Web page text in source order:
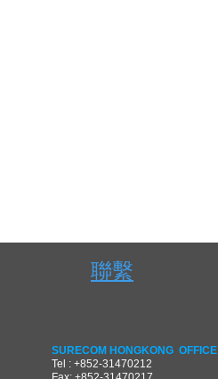
聯繫
SURECOM HONGKONG OFFICE
Tel : +852-31470212